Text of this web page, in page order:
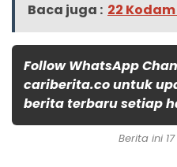
Baca juga : 22
Follow WhatsApp
cariberita.co untuk
berita terbaru setiap
Berita ini